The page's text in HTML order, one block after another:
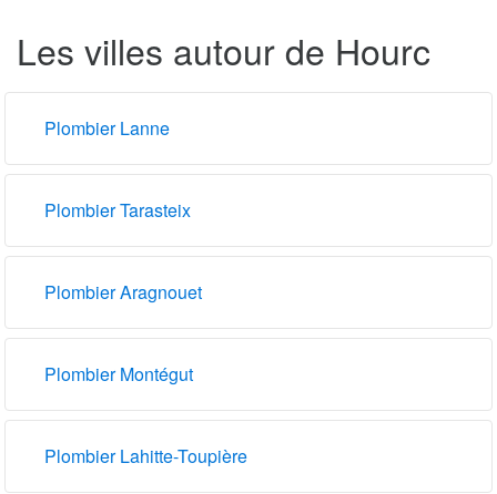
Les villes autour de Hourc
Plombier Lanne
Plombier Tarasteix
Plombier Aragnouet
Plombier Montégut
Plombier Lahitte-Toupière